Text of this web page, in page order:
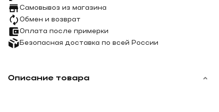
Самовывоз из магазина
Обмен и возврат
Оплата после примерки
Безопасная доставка по всей России
Описание товара